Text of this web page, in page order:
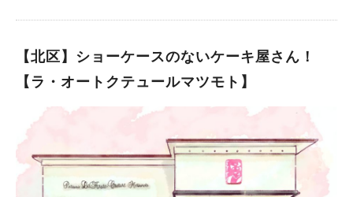
次第閉店) 定休日：不定休 店内カウンター3席有 阪和線の堺市駅
ル」。 昔ながらの街並みのなか、突然、フランスを感じさせる
ようなオシャレなお店が現れます。 店内に入るとまず目に入る
のが、色とりどりのケーキが美しく並ぶショーケース。 個性あ
ふれるオリジナルのケーキから、伝統的なスイーツまでそろって
おり、見ているだけでワクワクしてきます。 オーナーシェフの
今井さんは、南大阪の出身だそう。初めて働いたお店が堺にあっ
【北区】ショーケースのないケーキ屋さん！
【ラ・オートクテュールマツモト】